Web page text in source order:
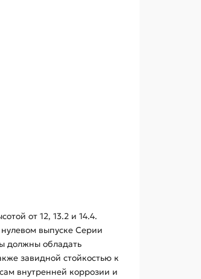
от 12, 13.2 и 14.4.
выпуске Серии
должны обладать
завидной стойкостью к
внутренней коррозии и